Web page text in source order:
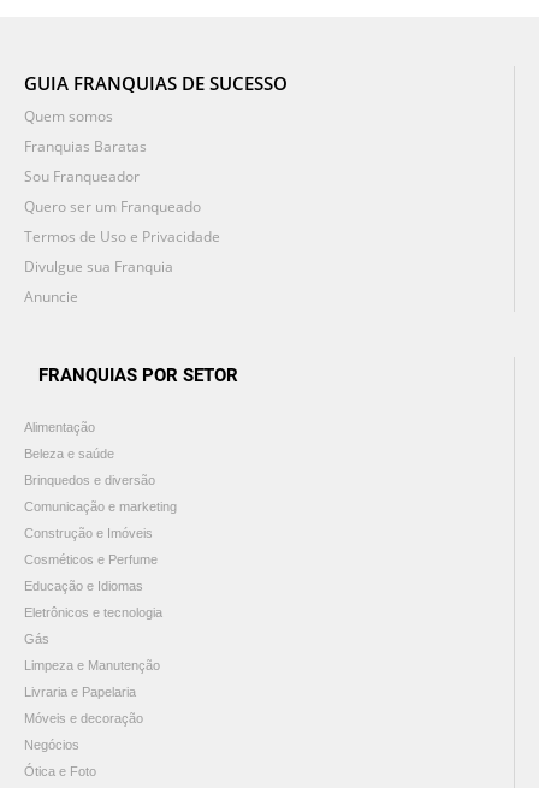
GUIA FRANQUIAS DE SUCESSO
Quem somos
Franquias Baratas
Sou Franqueador
Quero ser um Franqueado
Termos de Uso e Privacidade
Divulgue sua Franquia
Anuncie
FRANQUIAS POR SETOR
Alimentação
Beleza e saúde
Brinquedos e diversão
Comunicação e marketing
Construção e Imóveis
Cosméticos e Perfume
Educação e Idiomas
Eletrônicos e tecnologia
Gás
Limpeza e Manutenção
Livraria e Papelaria
Móveis e decoração
Negócios
Ótica e Foto